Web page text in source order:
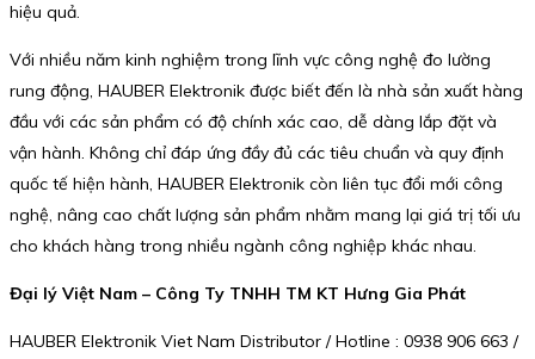
hiệu quả.
Với nhiều năm kinh nghiệm trong lĩnh vực công nghệ đo lường
rung động, HAUBER Elektronik được biết đến là nhà sản xuất hàng
đầu với các sản phẩm có độ chính xác cao, dễ dàng lắp đặt và
vận hành. Không chỉ đáp ứng đầy đủ các tiêu chuẩn và quy định
quốc tế hiện hành, HAUBER Elektronik còn liên tục đổi mới công
nghệ, nâng cao chất lượng sản phẩm nhằm mang lại giá trị tối ưu
cho khách hàng trong nhiều ngành công nghiệp khác nhau.
Đại lý Việt Nam – Công Ty TNHH TM KT Hưng Gia Phát
HAUBER Elektronik Viet Nam Distributor / Hotline : 0938 906 663 /